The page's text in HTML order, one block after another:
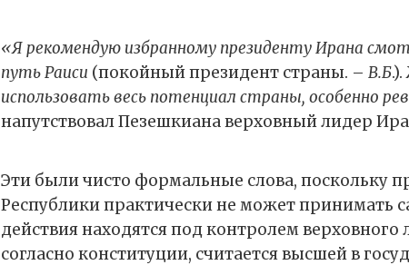
«Я рекомендую избранному президенту Ирана
путь Раиси (покойный президент страны. – В.Б.).
использовать весь потенциал страны, особенно
напутствовал Пезешкиана верховный лидер
Эти были чисто формальные слова, поскольку
Республики практически не может принимать
действия находятся под контролем
согласно конституции, считается высшей в